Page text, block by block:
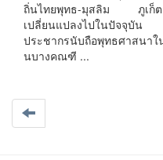
ถิ่นไทยพุทธ-มุสลิม ภูเก็
เปลี่ยนแปลงไปในปัจจุบั
ประชากรนับถือพุทธศาสนา
นบางคณฑี ...